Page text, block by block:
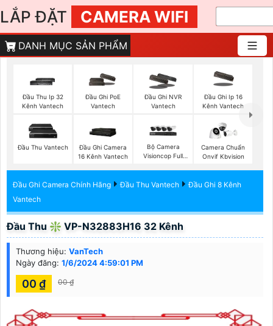
LẮP ĐẶT CAMERA WIFI
DANH MỤC SẢN PHẨM
Đầu Thu Ip 32
Kênh Vantech
Đầu Ghi PoE
Vantech
Đầu Ghi NVR
Vantech
Đầu Ghi Ip 16
Kênh Vantech
Đầu Thu Vantech
Đầu Ghi Camera
16 Kênh Vantech
Bộ Camera
Visioncop Full
Camera Chuẩn
Onvif Kbvision
Đầu Ghi Camera Chính Hãng Đầu Thu Vantech
Đầu Ghi 8 Kênh
Vantech
Đầu Thu ❇ VP-N32883H16 32 Kênh
Thương hiệu: VanTech
Ngày đăng: 1/6/2024 4:59:01 PM
00 ₫ 00 ₫